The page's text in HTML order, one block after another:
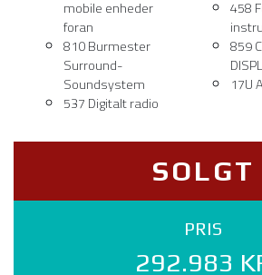
foran
810 Burmester
Surround-
Soundsystem
537 Digitalt radio
859
17U
SOLGT
PRIS
292.983